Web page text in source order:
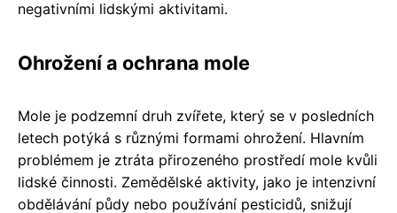
negativními lidskými aktivitami.
Ohrožení a ochrana mole
Mole je podzemní druh zvířete, který se v posledních
letech potýká s různými formami ohrožení. Hlavním
problémem je ztráta přirozeného prostředí mole kvůli
lidské činnosti. Zemědělské aktivity, jako je intenzivní
obdělávání půdy nebo používání pesticidů, snižují